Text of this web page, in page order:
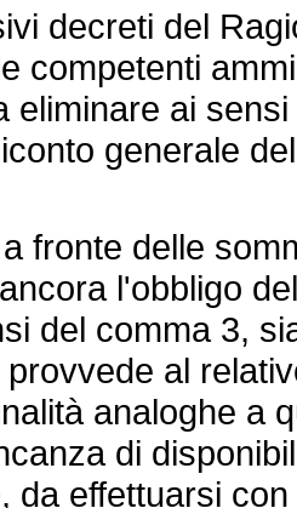
decreti del
competenti
eliminare ai
generale
fronte delle
l'obbligo
del comma 3,
al
analoghe a
di
da effettuarsi